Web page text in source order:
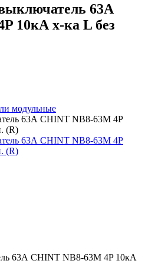
63А
10кА х-ка L без
модульные
63А CHINT NB8-63M 4P
(R)
63А CHINT NB8-63M 4P 10кА